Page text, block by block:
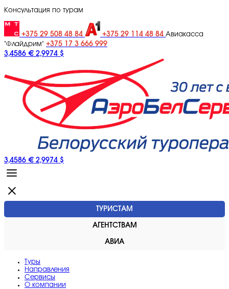
Консультация по турам
+375 29 508 48 84 +375 29 114 48 84 Авиакасса
"Флайдрим" +375 17 3 666 999
3,4586 € 2,9974 $
3,4586 € 2,9974 $
ТУРИСТАМ
АГЕНТСТВАМ
АВИА
Туры
Направления
Сервисы
O компании